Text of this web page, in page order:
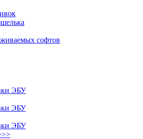
софтов
ЭБУ
ЭБУ
ЭБУ